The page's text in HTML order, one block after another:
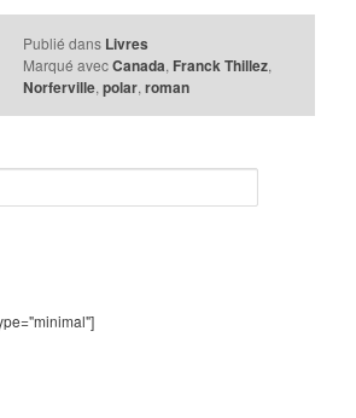
Publié dans Livres
Marqué avec Canada, Franck Thillez,
Norferville, polar, roman